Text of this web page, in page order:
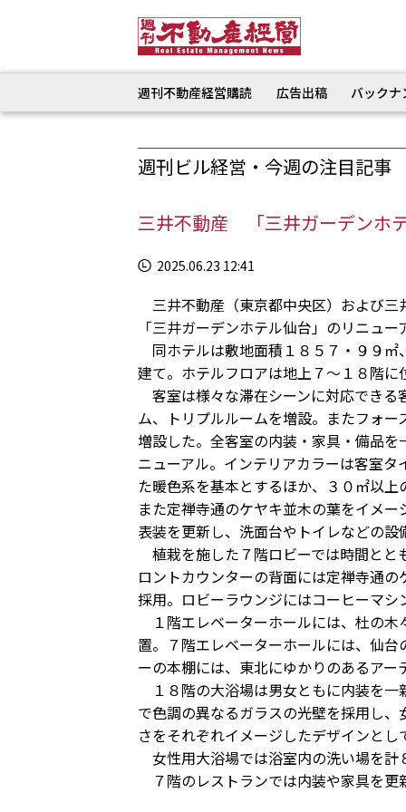
週刊不動産経営購読 広告出稿 バック
週刊ビル経営・今週の注目記事
三井不動産 「三井ガーデンホ
2025.06.23 12:41
三井不動産（東京都中央区）および
「三井ガーデンホテル仙台」のリニュ
同ホテルは敷地面積１８５７・９９
建て。ホテルフロアは地上７～１８階に
客室は様々な滞在シーンに対応できる
ム、トリプルルームを増設。またフォ
増設した。全客室の内装・家具・備品
ニューアル。インテリアカラーは客室
た暖色系を基本とするほか、３０㎡以
また定禅寺通のケヤキ並木の葉をイメ
表装を更新し、洗面台やトイレなどの
植栽を施した７階ロビーでは時間とと
ロントカウンターの背面には定禅寺通
採用。ロビーラウンジにはコーヒーマ
１階エレベーターホールには、杜の木
置。７階エレベーターホールには、仙
ーの本棚には、東北にゆかりのあるア
１８階の大浴場は男女ともに内装を一
で色調の異なるガラスの光壁を採用し
さをそれぞれイメージしたデザインとし
女性用大浴場では浴室内の洗い場を
７階のレストランでは内装や家具を